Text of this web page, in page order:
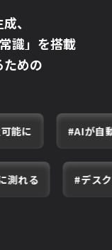
、
識」を搭載
めの
で受注可能に
#デスクにい